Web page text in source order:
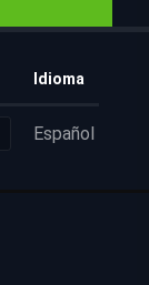
Idioma
Español